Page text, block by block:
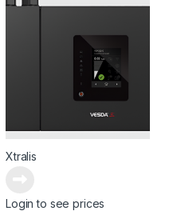
Xtralis
Login to see prices